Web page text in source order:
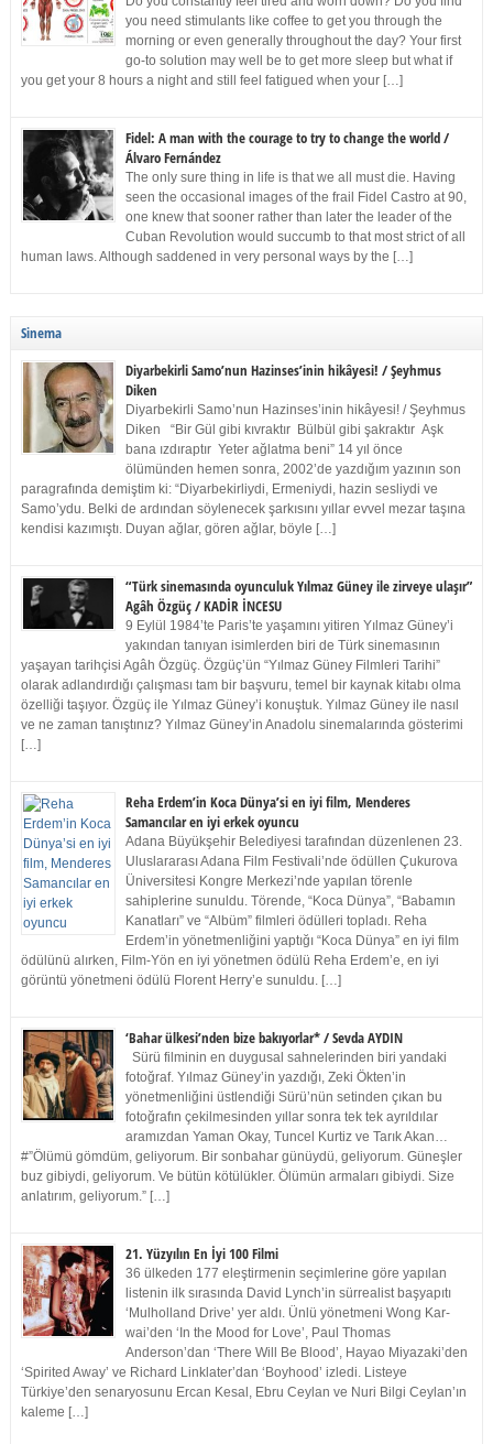
you need stimulants like coffee to get you through the
morning or even generally throughout the day? Your first
go-to solution may well be to get more sleep but what if
you get your 8 hours a night and still feel fatigued when your […]
Fidel: A man with the courage to try to change the world /
Álvaro Fernández
The only sure thing in life is that we all must die. Having
seen the occasional images of the frail Fidel Castro at 90,
one knew that sooner rather than later the leader of the
Cuban Revolution would succumb to that most strict of all
human laws. Although saddened in very personal ways by the […]
Sinema
Diyarbekirli Samo’nun Hazinses’inin hikâyesi! / Şeyhmus
Diken
Diyarbekirli Samo’nun Hazinses’inin hikâyesi! / Şeyhmus
Diken “Bir Gül gibi kıvraktır Bülbül gibi şakraktır Aşk
bana ızdıraptır Yeter ağlatma beni” 14 yıl önce
ölümünden hemen sonra, 2002’de yazdığım yazının son
paragrafında demiştim ki: “Diyarbekirliydi, Ermeniydi, hazin sesliydi ve
Samo’ydu. Belki de ardından söylenecek şarkısını yıllar evvel mezar taşına
kendisi kazımıştı. Duyan ağlar, gören ağlar, böyle […]
“Türk sinemasında oyunculuk Yılmaz Güney ile zirveye ulaşır”
Agâh Özgüç / KADİR İNCESU
9 Eylül 1984’te Paris’te yaşamını yitiren Yılmaz Güney’i
yakından tanıyan isimlerden biri de Türk sinemasının
yaşayan tarihçisi Agâh Özgüç. Özgüç’ün “Yılmaz Güney Filmleri Tarihi”
olarak adlandırdığı çalışması tam bir başvuru, temel bir kaynak kitabı olma
özelliği taşıyor. Özgüç ile Yılmaz Güney’i konuştuk. Yılmaz Güney ile nasıl
ve ne zaman tanıştınız? Yılmaz Güney’in Anadolu sinemalarında gösterimi
[…]
Reha Erdem’in Koca Dünya’si en iyi film, Menderes
Samancılar en iyi erkek oyuncu
Adana Büyükşehir Belediyesi tarafından düzenlenen 23.
Uluslararası Adana Film Festivali’nde ödüllen Çukurova
Üniversitesi Kongre Merkezi’nde yapılan törenle
sahiplerine sunuldu. Törende, “Koca Dünya”, “Babamın
Kanatları” ve “Albüm” filmleri ödülleri topladı. Reha
Erdem’in yönetmenliğini yaptığı “Koca Dünya” en iyi film
ödülünü alırken, Film-Yön en iyi yönetmen ödülü Reha Erdem’e, en iyi
görüntü yönetmeni ödülü Florent Herry’e sunuldu. […]
‘Bahar ülkesi’nden bize bakıyorlar* / Sevda AYDIN
Sürü filminin en duygusal sahnelerinden biri yandaki
fotoğraf. Yılmaz Güney’in yazdığı, Zeki Ökten’in
yönetmenliğini üstlendiği Sürü’nün setinden çıkan bu
fotoğrafın çekilmesinden yıllar sonra tek tek ayrıldılar
aramızdan Yaman Okay, Tuncel Kurtiz ve Tarık Akan…
#”Ölümü gömdüm, geliyorum. Bir sonbahar günüydü, geliyorum. Güneşler
buz gibiydi, geliyorum. Ve bütün kötülükler. Ölümün armaları gibiydi. Size
anlatırım, geliyorum.” […]
21. Yüzyılın En İyi 100 Filmi
36 ülkeden 177 eleştirmenin seçimlerine göre yapılan
listenin ilk sırasında David Lynch’in sürrealist başyapıtı
‘Mulholland Drive’ yer aldı. Ünlü yönetmeni Wong Kar-
wai’den ‘In the Mood for Love’, Paul Thomas
Anderson’dan ‘There Will Be Blood’, Hayao Miyazaki’den
‘Spirited Away’ ve Richard Linklater’dan ‘Boyhood’ izledi. Listeye
Türkiye’den senaryosunu Ercan Kesal, Ebru Ceylan ve Nuri Bilgi Ceylan’ın
kaleme […]